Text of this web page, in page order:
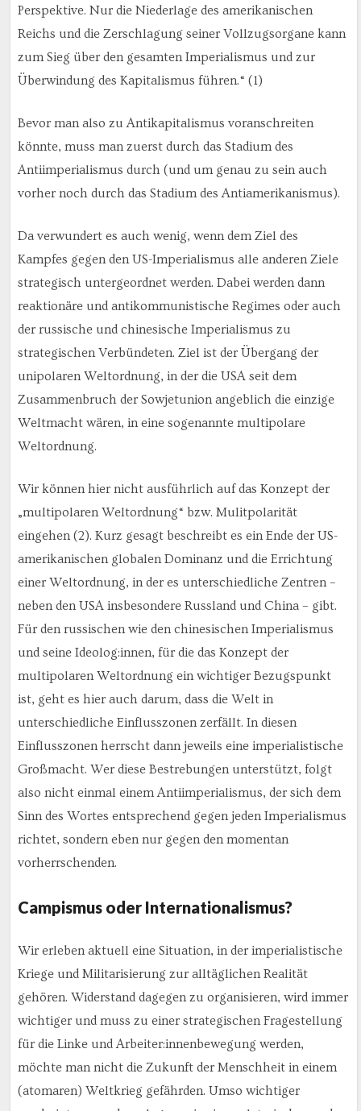
Perspektive. Nur die Niederlage des amerikanischen
Reichs und die Zerschlagung seiner Vollzugsorgane kann
zum Sieg über den gesamten Imperialismus und zur
Überwindung des Kapitalismus führen.“ (1)
Bevor man also zu Antikapitalismus voranschreiten
könnte, muss man zuerst durch das Stadium des
Antiimperialismus durch (und um genau zu sein auch
vorher noch durch das Stadium des Antiamerikanismus).
Da verwundert es auch wenig, wenn dem Ziel des
Kampfes gegen den US-Imperialismus alle anderen Ziele
strategisch untergeordnet werden. Dabei werden dann
reaktionäre und antikommunistische Regimes oder auch
der russische und chinesische Imperialismus zu
strategischen Verbündeten. Ziel ist der Übergang der
unipolaren Weltordnung, in der die USA seit dem
Zusammenbruch der Sowjetunion angeblich die einzige
Weltmacht wären, in eine sogenannte multipolare
Weltordnung.
Wir können hier nicht ausführlich auf das Konzept der
„multipolaren Weltordnung“ bzw. Mulitpolarität
eingehen (2). Kurz gesagt beschreibt es ein Ende der US-
amerikanischen globalen Dominanz und die Errichtung
einer Weltordnung, in der es unterschiedliche Zentren –
neben den USA insbesondere Russland und China – gibt.
Für den russischen wie den chinesischen Imperialismus
und seine Ideolog:innen, für die das Konzept der
multipolaren Weltordnung ein wichtiger Bezugspunkt
ist, geht es hier auch darum, dass die Welt in
unterschiedliche Einflusszonen zerfällt. In diesen
Einflusszonen herrscht dann jeweils eine imperialistische
Großmacht. Wer diese Bestrebungen unterstützt, folgt
also nicht einmal einem Antiimperialismus, der sich dem
Sinn des Wortes entsprechend gegen jeden Imperialismus
richtet, sondern eben nur gegen den momentan
vorherrschenden.
Campismus oder Internationalismus?
Wir erleben aktuell eine Situation, in der imperialistische
Kriege und Militarisierung zur alltäglichen Realität
gehören. Widerstand dagegen zu organisieren, wird immer
wichtiger und muss zu einer strategischen Fragestellung
für die Linke und Arbeiter:innenbewegung werden,
möchte man nicht die Zukunft der Menschheit in einem
(atomaren) Weltkrieg gefährden. Umso wichtiger